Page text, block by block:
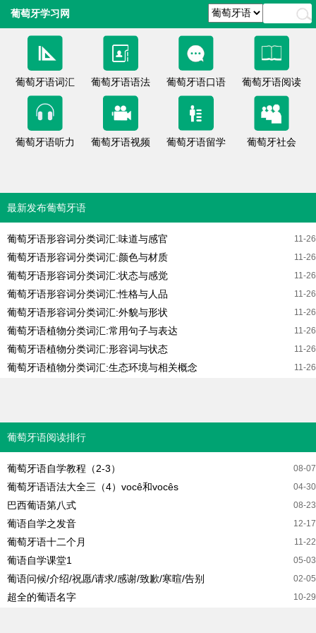
葡萄牙学习网
葡萄牙语词汇 葡萄牙语语法 葡萄牙语口语 葡萄牙语阅读
葡萄牙语听力 葡萄牙语视频 葡萄牙语留学 葡萄牙社会
最新发布葡萄牙语
11-26
葡萄牙语形容词分类词汇:味道与感官
11-26
葡萄牙语形容词分类词汇:颜色与材质
11-26
葡萄牙语形容词分类词汇:状态与感觉
11-26
葡萄牙语形容词分类词汇:性格与人品
11-26
葡萄牙语形容词分类词汇:外貌与形状
11-26
葡萄牙语植物分类词汇:常用句子与表达
11-26
葡萄牙语植物分类词汇:形容词与状态
11-26
葡萄牙语植物分类词汇:生态环境与相关概念
葡萄牙语阅读排行
08-07
葡萄牙语自学教程（2-3）
04-30
葡萄牙语语法大全三（4）você和vocês
08-23
巴西葡语第八式
12-17
葡语自学之发音
11-22
葡萄牙语十二个月
05-03
葡语自学课堂1
02-05
葡语问候/介绍/祝愿/请求/感谢/致歉/寒暄/告别
10-29
超全的葡语名字